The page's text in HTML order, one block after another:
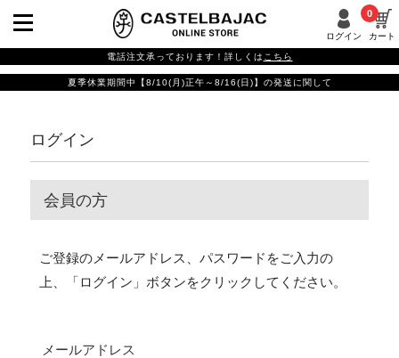
ログイン カート
0
電話注文承っております！詳しくは こちら
夏季休業期間中【8/10(月)正午～8/16(日)】の発送に関して
ログイン
会員の方
ご登録のメールアドレス、パスワードをご入力の
上、「ログイン」ボタンをクリックしてください。
メールアドレス